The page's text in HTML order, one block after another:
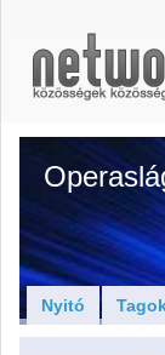
Nyitó